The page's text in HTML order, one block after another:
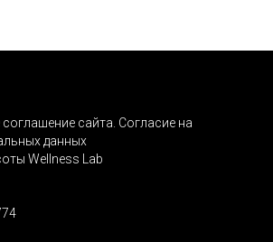
сайта. Согласие на
данных
Wellness Lab